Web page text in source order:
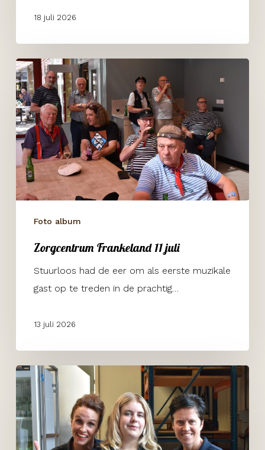
18 juli 2026
Zorgcentrum
Frankeland
11
juli
Foto album
Zorgcentrum Frankeland 11 juli
Stuurloos had de eer om als eerste muzikale
gast op te treden in de prachtig…
13 juli 2026
Havendagen
Werkendam